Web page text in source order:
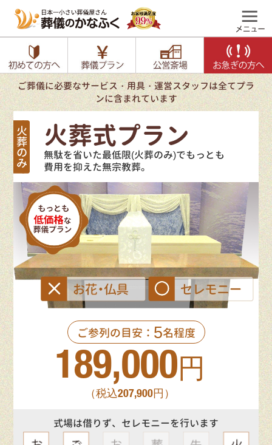
ご葬儀に必要なサービス・用具・運営スタッフは全てプラ
ンに含まれています
火葬式プラン
無駄を省いた最低限(火葬のみ)でもっとも
費用を抑えた無宗教葬。
ご参列の目安： 5名程度
189,000 円
（税込207,900円）
式場は借りず、セレモニーを行います